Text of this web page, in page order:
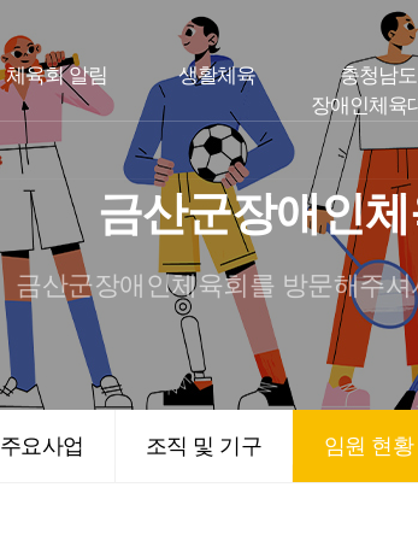
체육회 알림 생활체육
충청남도
장애인체육
금산군장애인
금산군장애인체육회를 방문해주
주요사업 조직 및 기구 임원 현황